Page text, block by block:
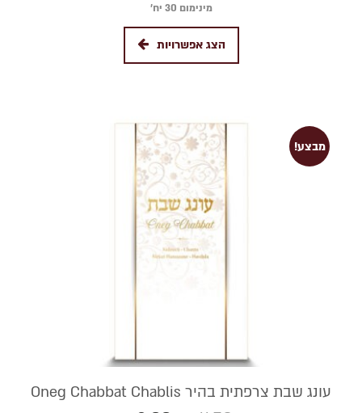
מינימום 30 יח׳
הצג אפשרויות
מבצע!
עונג שבת צרפתית בהיר Oneg Chabbat Chablis